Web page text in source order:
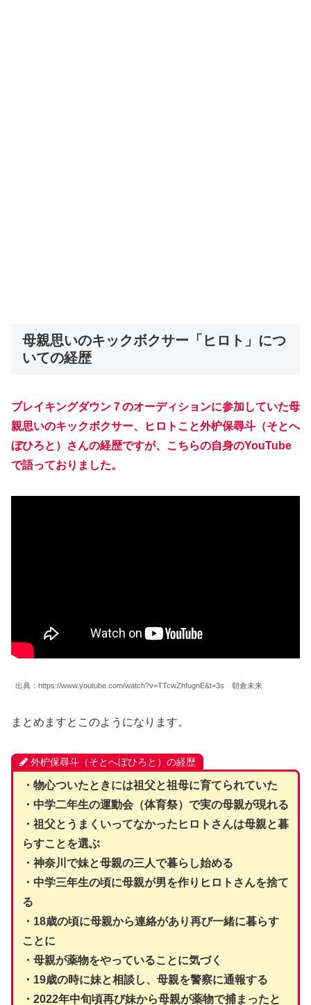
母親思いのキックボクサー「ヒロト」につ
いての経歴
ブレイキングダウン７のオーディションに参加していた母
親思いのキックボクサー、ヒロトこと外枦保尋斗（そとへ
ぼひろと）さんの経歴ですが、こちらの自身のYouTube
で語っておりました。
出典：https://www.youtube.com/watch?v=TTcwZhfugnE&t=3s 朝倉未来
まとめますとこのようになります。
外枦保尋斗（そとへぼひろと）の経歴
・物心ついたときには祖父と祖母に育てられていた
・中学二年生の運動会（体育祭）で実の母親が現れる
・祖父とうまくいってなかったヒロトさんは母親と暮
らすことを選ぶ
・神奈川で妹と母親の三人で暮らし始める
・中学三年生の頃に母親が男を作りヒロトさんを捨て
る
・18歳の頃に母親から連絡があり再び一緒に暮らす
ことに
・母親が薬物をやっていることに気づく
・19歳の時に妹と相談し、母親を警察に通報する
・2022年中旬頃再び妹から母親が薬物で捕まったと